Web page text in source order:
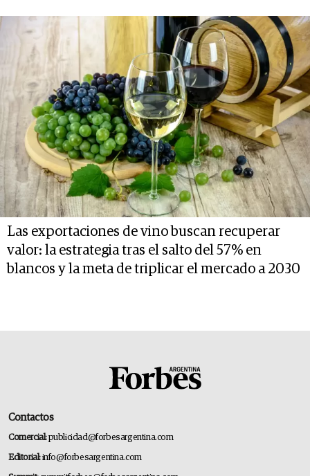
Las exportaciones de vino buscan recuperar
valor: la estrategia tras el salto del 57% en
blancos y la meta de triplicar el mercado a 2030
Contactos
Comercial:publicidad@forbesargentina.com
Editorial:info@forbesargentina.com